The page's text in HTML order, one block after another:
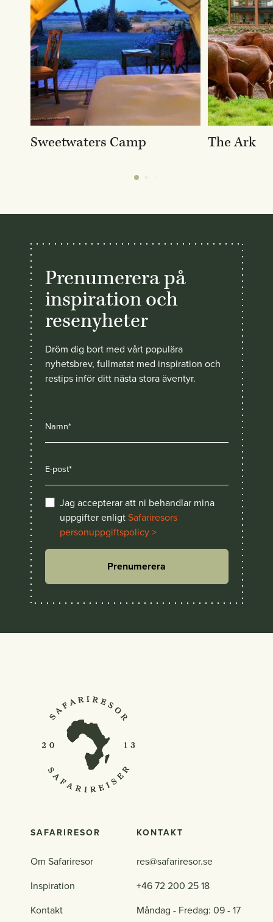
Sweetwaters Camp The Ark
Prenumerera på
inspiration och
resenyheter
Dröm dig bort med vårt populära
nyhetsbrev, fullmatat med inspiration och
restips inför ditt nästa stora äventyr.
Jag accepterar att ni behandlar mina
uppgifter enligtSafariresors
personuppgiftspolicy >
Prenumerera
SAFARIRESOR
Om Safariresor
Inspiration
Kontakt
KONTAKT
res@safariresor.se
+46 72 200 25 18
Måndag - Fredag: 09 - 17